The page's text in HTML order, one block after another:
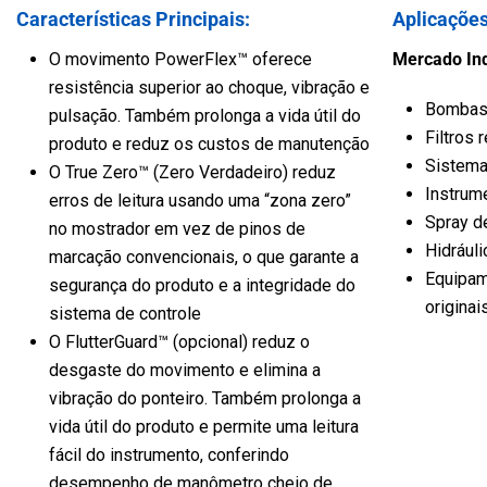
Características Principais:
O movimento PowerFlex™ oferece
resistência superior ao choque, vibração e
pulsação. Também prolonga a vida útil do
produto e reduz os custos de manutenção
O True Zero™ (Zero Verdadeiro) reduz
erros de leitura usando uma “zona zero”
no mostrador em vez de pinos de
marcação convencionais, o que garante a
segurança do produto e a integridade do
sistema de controle
O FlutterGuard™ (opcional) reduz o
desgaste do movimento e elimina a
vibração do ponteiro. Também prolonga a
vida útil do produto e permite uma leitura
fácil do instrumento, conferindo
Mercado
Filtros
Spray